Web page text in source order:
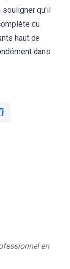
souligner qu'il
du
haut de
dans
en